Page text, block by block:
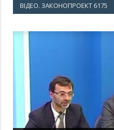
ВІДЕО. ЗАКОНОПРОЕКТ 6175